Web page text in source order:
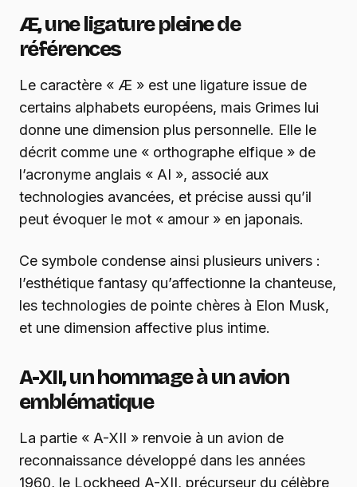
Æ, une ligature pleine de
références
Le caractère « Æ » est une ligature issue de
certains alphabets européens, mais Grimes lui
donne une dimension plus personnelle. Elle le
décrit comme une « orthographe elfique » de
l’acronyme anglais « AI », associé aux
technologies avancées, et précise aussi qu’il
peut évoquer le mot « amour » en japonais.
Ce symbole condense ainsi plusieurs univers :
l’esthétique fantasy qu’affectionne la chanteuse,
les technologies de pointe chères à Elon Musk,
et une dimension affective plus intime.
A-XII, un hommage à un avion
emblématique
La partie « A-XII » renvoie à un avion de
reconnaissance développé dans les années
1960, le Lockheed A-XII, précurseur du célèbre